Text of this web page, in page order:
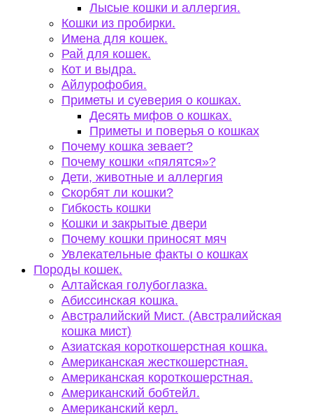
Лысые кошки и аллергия.
Кошки из пробирки.
Имена для кошек.
Рай для кошек.
Кот и выдра.
Айлурофобия.
Приметы и суеверия о кошках.
Десять мифов о кошках.
Приметы и поверья о кошках
Почему кошка зевает?
Почему кошки «пялятся»?
Дети, животные и аллергия
Скорбят ли кошки?
Гибкость кошки
Кошки и закрытые двери
Почему кошки приносят мяч
Увлекательные факты о кошках
Породы кошек.
Алтайская голубоглазка.
Абиссинская кошка.
Австралийский Мист. (Австралийская
кошка мист)
Азиатская короткошерстная кошка.
Американская жесткошерстная.
Американская короткошерстная.
Американский бобтейл.
Американский керл.